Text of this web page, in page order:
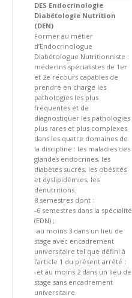
DES Endocrinologie
Diabétologie Nutrition
(DEN)
Former au métier
d’Endocrinologue
Diabétologue Nutritionniste :
médecins spécialistes de 1er
et 2e recours capables de
prendre en charge les
pathologies les plus
fréquentes et de
diagnostiquer les pathologies
plus rares et plus complexes
dans les quatre domaines de
la discipline : les maladies des
glandes endocrines, les
diabètes sucrés, les obésités
et dyslipidémies, les
dénutritions.
8 semestres dont :
-6 semestres dans la spécialité
(EDN) ;
-au moins 3 dans un lieu de
stage avec encadrement
universitaire tel que défini à
l’article 1 du présent arrêté ;
-et au moins 2 dans un lieu de
stage sans encadrement
universitaire.